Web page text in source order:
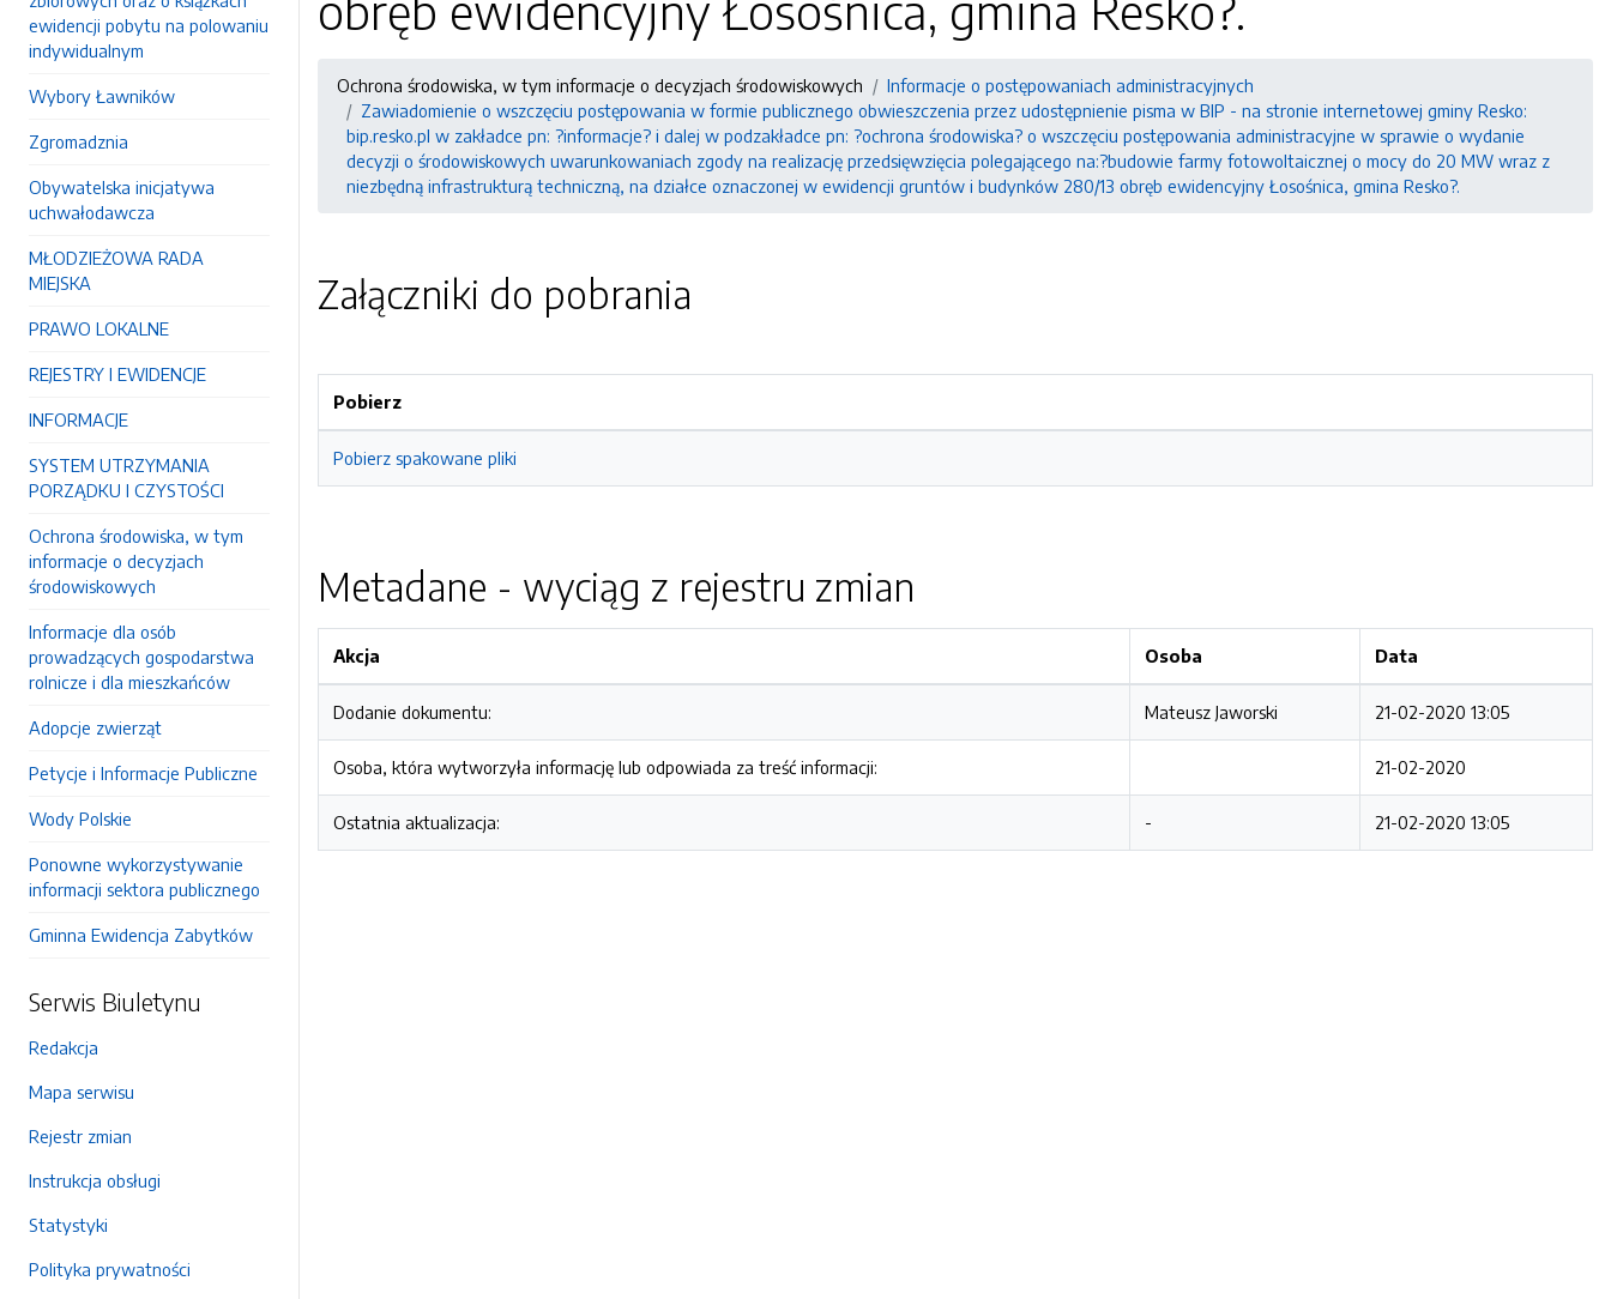
ewidencji pobytu na polowaniu
indywidualnym
Wybory Ławników
Zgromadznia
Obywatelska inicjatywa
uchwałodawcza
MŁODZIEŻOWA RADA
MIEJSKA
PRAWO LOKALNE
REJESTRY I EWIDENCJE
INFORMACJE
SYSTEM UTRZYMANIA
PORZĄDKU I CZYSTOŚCI
Ochrona środowiska, w tym
informacje o decyzjach
środowiskowych
Informacje dla osób
prowadzących gospodarstwa
rolnicze i dla mieszkańców
Adopcje zwierząt
Petycje i Informacje Publiczne
Wody Polskie
Ponowne wykorzystywanie
informacji sektora publicznego
Gminna Ewidencja Zabytków
Serwis Biuletynu
Redakcja
Mapa serwisu
Rejestr zmian
Instrukcja obsługi
Statystyki
Polityka prywatności
Ochrona środowiska, w tym informacje o decyzjach środowiskowych
Informacje o postępowaniach administracyjnych
Zawiadomienie o wszczęciu postępowania w formie publicznego obwieszczenia przez udostępnienie pisma w BIP - na stronie internetowej gminy Resko:
bip.resko.pl w zakładce pn: ?informacje? i dalej w podzakładce pn: ?ochrona środowiska? o wszczęciu postępowania administracyjne w sprawie o wydanie
decyzji o środowiskowych uwarunkowaniach zgody na realizację przedsięwzięcia polegającego na:?budowie farmy fotowoltaicznej o mocy do 20 MW wraz z
niezbędną infrastrukturą techniczną, na działce oznaczonej w ewidencji gruntów i budynków 280/13 obręb ewidencyjny Łosośnica, gmina Resko?.
Załączniki do pobrania
Pobierz
Pobierz spakowane pliki
Metadane - wyciąg z rejestru zmian
Akcja Osoba Data
Dodanie dokumentu: Mateusz Jaworski 21-02-2020 13:05
Osoba, która wytworzyła informację lub odpowiada za treść informacji: 21-02-2020
Ostatnia aktualizacja: - 21-02-2020 13:05